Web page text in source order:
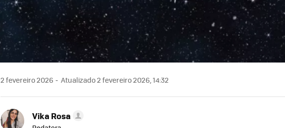
2 fevereiro 2026 Atualizado 2 fevereiro 2026, 14:32
Vika Rosa